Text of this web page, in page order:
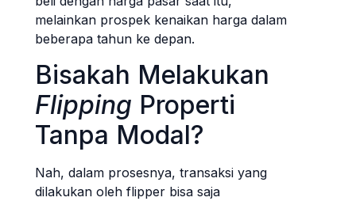
melainkan prospek kenaikan harga dalam
beberapa tahun ke depan.
Bisakah Melakukan
Flipping Properti
Tanpa Modal?
Nah, dalam prosesnya, transaksi yang
dilakukan oleh flipper bisa saja